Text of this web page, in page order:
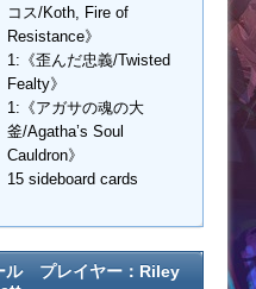
コス/Koth, Fire of
Resistance》
1:《歪んだ忠義/Twisted
Fealty》
1:《アガサの魂の大
釜/Agatha’s Soul
Cauldron》
15 sideboard cards
ル プレイヤー：Riley